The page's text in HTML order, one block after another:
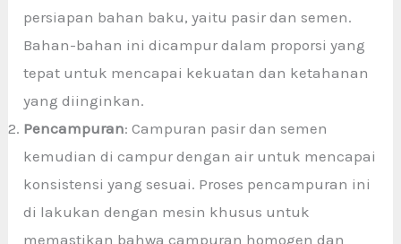
persiapan bahan baku, yaitu pasir dan semen.
Bahan-bahan ini dicampur dalam proporsi yang
tepat untuk mencapai kekuatan dan ketahanan
yang diinginkan.
Pencampuran: Campuran pasir dan semen
kemudian di campur dengan air untuk mencapai
konsistensi yang sesuai. Proses pencampuran ini
di lakukan dengan mesin khusus untuk
memastikan bahwa campuran homogen dan